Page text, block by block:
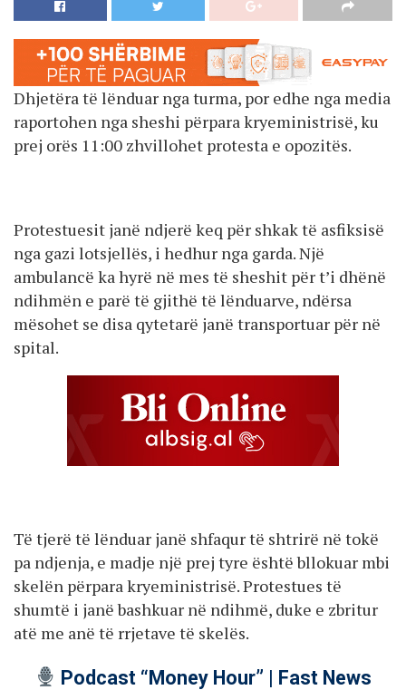
Dhjetëra të lënduar nga turma, por edhe nga media
raportohen nga sheshi përpara kryeministrisë, ku
prej orës 11:00 zhvillohet protesta e opozitës.
Protestuesit janë ndjerë keq për shkak të asfiksisë
nga gazi lotsjellës, i hedhur nga garda. Një
ambulancë ka hyrë në mes të sheshit për t’i dhënë
ndihmën e parë të gjithë të lënduarve, ndërsa
mësohet se disa qytetarë janë transportuar për në
spital.
Të tjerë të lënduar janë shfaqur të shtrirë në tokë
pa ndjenja, e madje një prej tyre është bllokuar mbi
skelën përpara kryeministrisë. Protestues të
shumtë i janë bashkuar në ndihmë, duke e zbritur
atë me anë të rrjetave të skelës.
Podcast “Money Hour” | Fast News